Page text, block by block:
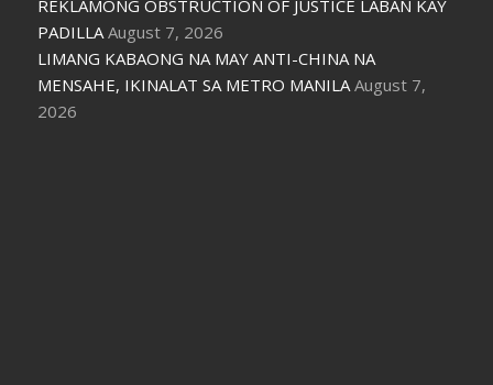
REKLAMONG OBSTRUCTION OF JUSTICE LABAN KAY
PADILLA August 7, 2026
LIMANG KABAONG NA MAY ANTI-CHINA NA
MENSAHE, IKINALAT SA METRO MANILA August 7,
2026